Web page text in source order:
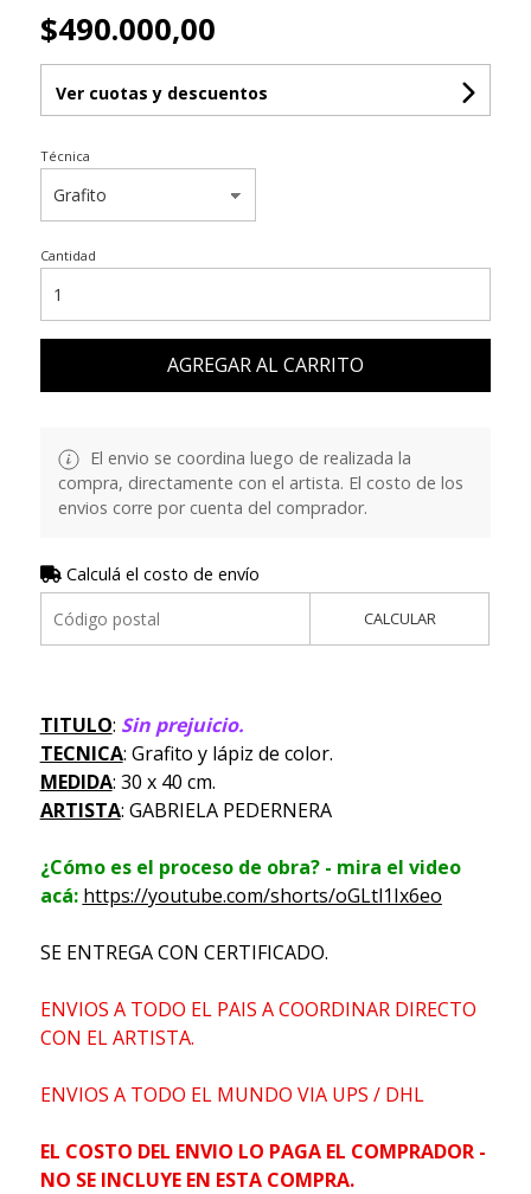
$490.000,00
Ver cuotas y descuentos
Técnica
Cantidad
AGREGAR AL CARRITO
El envio se coordina luego de realizada la
compra, directamente con el artista. El costo de los
envios corre por cuenta del comprador.
Calculá el costo de envío
CALCULAR
TITULO: Sin prejuicio.
TECNICA: Grafito y lápiz de color.
MEDIDA: 30 x 40 cm.
ARTISTA: GABRIELA PEDERNERA
¿Cómo es el proceso de obra? - mira el video
acá: https://youtube.com/shorts/oGLtl1Ix6eo
SE ENTREGA CON CERTIFICADO.
ENVIOS A TODO EL PAIS A COORDINAR DIRECTO
CON EL ARTISTA.
ENVIOS A TODO EL MUNDO VIA UPS / DHL
EL COSTO DEL ENVIO LO PAGA EL COMPRADOR -
NO SE INCLUYE EN ESTA COMPRA.